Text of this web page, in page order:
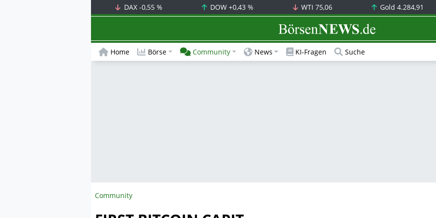
DAX -0,55 % DOW+0,43 % WTI75,06 Gold4.284,91
BörsenNEWS.de
Home Börse Community News KI-Fragen Suche
Community